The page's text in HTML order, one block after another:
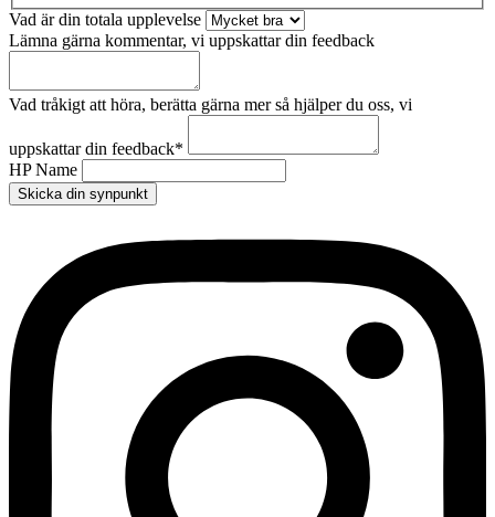
Vad är din totala upplevelse
Lämna gärna kommentar, vi uppskattar din feedback
Vad tråkigt att höra, berätta gärna mer så hjälper du oss, vi
uppskattar din feedback*
HP Name
Skicka din synpunkt